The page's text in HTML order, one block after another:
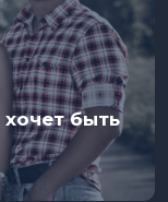
хочет быть